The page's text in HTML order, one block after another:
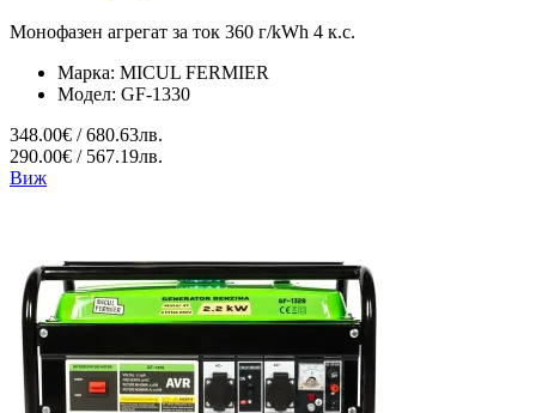
Монофазен агрегат за ток 360 г/kWh 4 к.с.
Марка: MICUL FERMIER
Модел: GF-1330
348.00€ / 680.63лв.
290.00€ / 567.19лв.
Виж